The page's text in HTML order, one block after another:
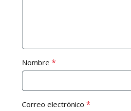
Nombre *
Correo electrónico *